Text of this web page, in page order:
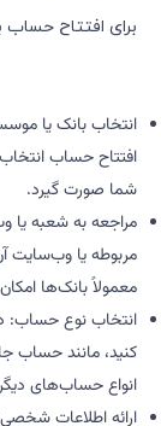
برای افتتاح حساب
انتخاب بانک یا
افتتاح حساب
شما صورت گیرد.
مراجعه به شعبه یا
مربوطه یا وب‌سایت
معمولاً بانک‌ها
انتخاب نوع حساب:
کنید، مانند حساب
انواع حساب‌های
ارائه اطلاعات